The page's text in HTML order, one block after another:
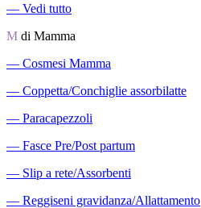
― Vedi tutto
M di Mamma
― Cosmesi Mamma
― Coppetta/Conchiglie assorbilatte
― Paracapezzoli
― Fasce Pre/Post partum
― Slip a rete/Assorbenti
― Reggiseni gravidanza/Allattamento